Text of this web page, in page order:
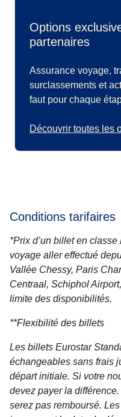
Options
partenaires
Assurance voyage,
surclassements et
faut pour chaque
Découvrir toutes les
Conditions tarifaires
*Prix d’un billet en
voyage aller effectué
Vallée Chessy, Paris
Centraal, Schiphol
limite des disponibilités.
**Flexibilité des billets
Les billets Eurostar
échangeables sans frais
départ initiale. Si votre
devez payer la
serez pas remboursé.